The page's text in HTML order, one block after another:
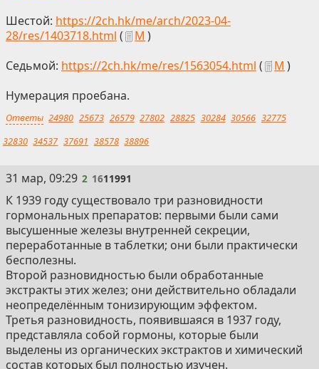
Шестой: https://2ch.hk/me/arch/2023-04-
28/res/1403718.html ( М )
Седьмой: https://2ch.hk/me/res/1563054.html ( М )
Нумерация проебана.
Ответы 24980 25673 26579 27802 28825 30284 30566 32775
32830 34537 37691 38578 38896
2
31 мар, 09:29 2 1611991
К 1939 году существовало три разновидности
гормональных препаратов: первыми были сами
высушенные железы внутренней секреции,
переработанные в таблетки; они были практически
бесполезны.
Второй разновидностью были обработанные
экстракты этих желез; они действительно обладали
неопределённым тонизирующим эффектом.
Третья разновидность, появившаяся в 1937 году,
представляла собой гормоны, которые были
выделены из органических экстрактов и химический
состав которых был полностью изучен.